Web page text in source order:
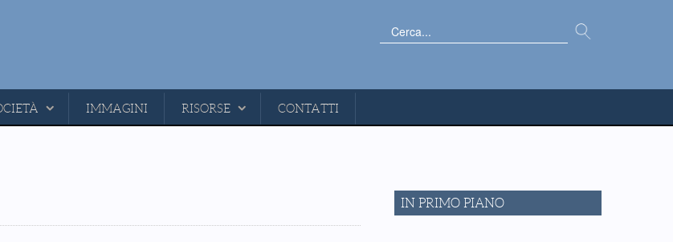
Cerca...
IMMAGINI RISORSE CONTATTI
IN PRIMO PIANO